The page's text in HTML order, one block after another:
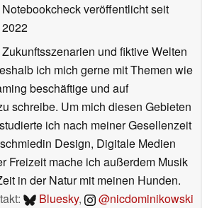
Notebookcheck veröffentlichtseit
2022
Zukunftsszenarien und fiktive Welten
ich mich gerne mit Themen wie
beschäftige und auf
schreibe. Um mich diesen Gebieten
ich nach meiner Gesellenzeit
Design, Digitale Medien
Freizeit mache ich außerdem Musik
in der Natur mit meinen Hunden.
Bluesky, @nicdominikowski